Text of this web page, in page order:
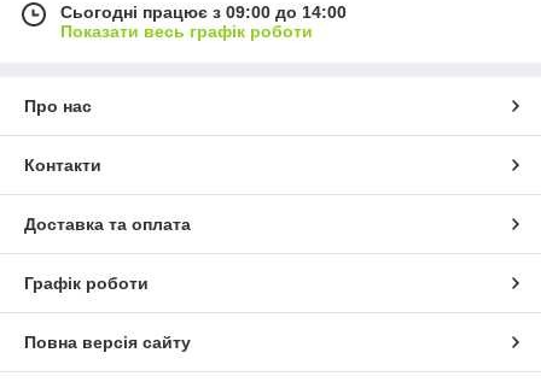
Сьогодні працює з 09:00 до 14:00
Показати весь графік роботи
Про нас
Контакти
Доставка та оплата
Графік роботи
Повна версія сайту